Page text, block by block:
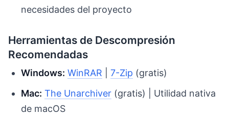
necesidades del proyecto
Herramientas de Descompresión
Recomendadas
Windows: WinRAR |7-Zip (gratis)
Mac: The Unarchiver (gratis) | Utilidad nativa
de macOS